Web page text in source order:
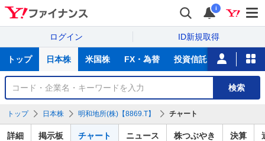
i
ログイン ID新規取得
サ
トップ 日本株 米国株 FX・為替 投資信託 ニュース
銘
検
索
検索
トップ 日本株 明和地所(株)【8869.T】 チャート
詳細 掲示板 チャート ニュース 株つぶやき 決算